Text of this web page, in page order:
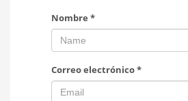
Nombre *
Correo electrónico*